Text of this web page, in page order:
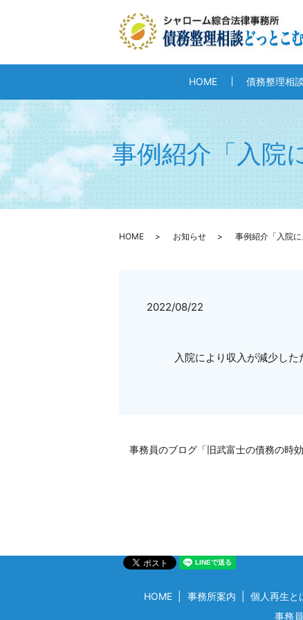
HOME 債務整理相談
事例紹介「入院
HOME お知らせ 事例紹介「入院
2022/08/22
入院により収入が減少した
事務員のブログ「旧武富士の債務の時
HOME 事務所案内 個人再生と
事務